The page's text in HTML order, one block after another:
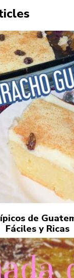
de
Fáciles y Ricas